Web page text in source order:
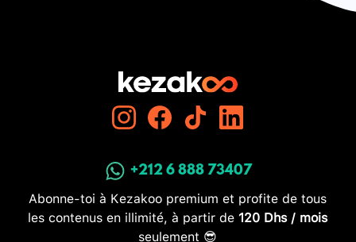
+212 6 888 73407
Abonne-toi à Kezakoo premium et profite de tous
les contenus en illimité, à partir de 120 Dhs / mois
seulement 😎